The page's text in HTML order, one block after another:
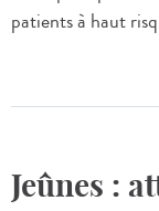
patients à haut
Jeûnes :